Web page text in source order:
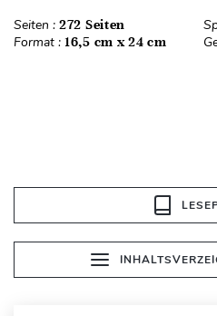
Seiten : 272 Seiten
Format : 16,5 cm x 24 cm